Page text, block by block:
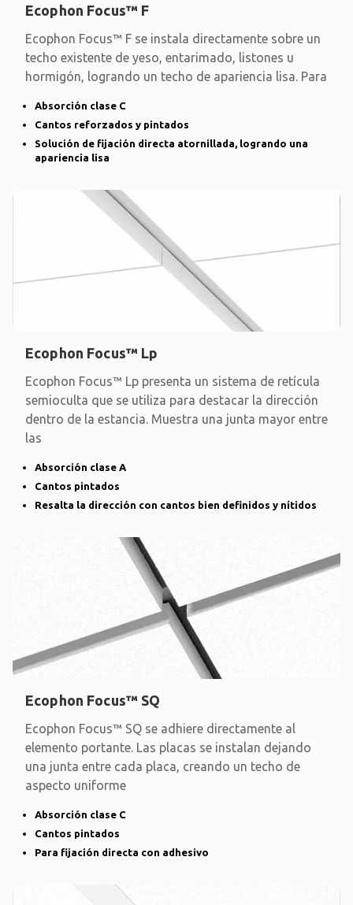
Ecophon Focus™ F
Ecophon Focus™ F se instala directamente sobre un
techo existente de yeso, entarimado, listones u
hormigón, logrando un techo de apariencia lisa. Para
Absorción clase C
Cantos reforzados y pintados
Solución de fijación directa atornillada, logrando una
apariencia lisa
Ecophon Focus™ Lp
Ecophon Focus™ Lp presenta un sistema de retícula
semioculta que se utiliza para destacar la dirección
dentro de la estancia. Muestra una junta mayor entre
las
Absorción clase A
Cantos pintados
Resalta la dirección con cantos bien definidos y nítidos
Ecophon Focus™ SQ
Ecophon Focus™ SQ se adhiere directamente al
elemento portante. Las placas se instalan dejando
una junta entre cada placa, creando un techo de
aspecto uniforme
Absorción clase C
Cantos pintados
Para fijación directa con adhesivo